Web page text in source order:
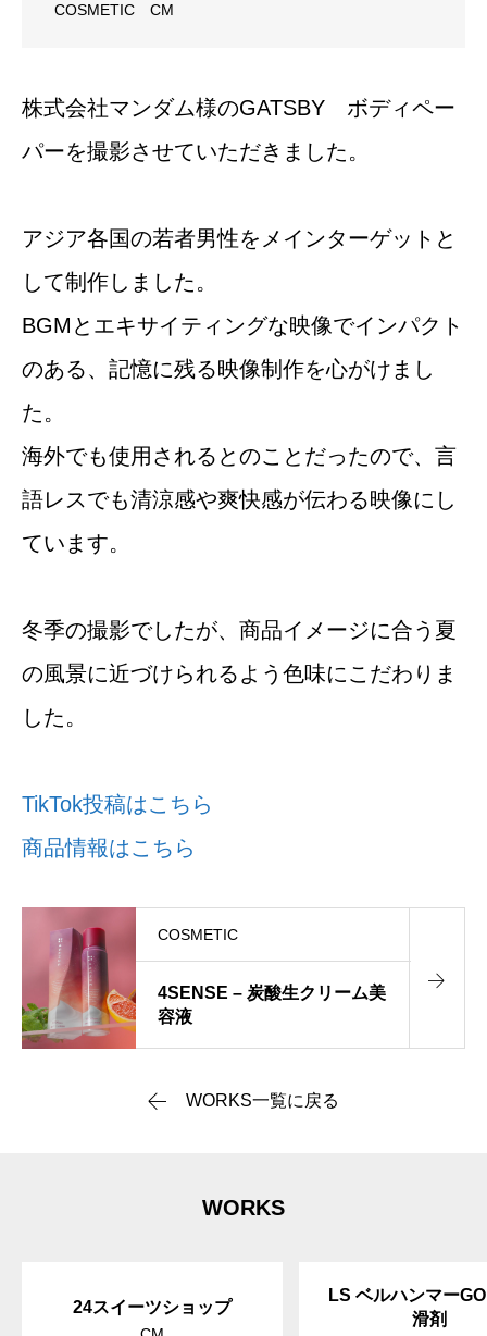
COSMETIC CM
株式会社マンダム様のGATSBY ボディペー
パーを撮影させていただきました。
アジア各国の若者男性をメインターゲットと
して制作しました。
BGMとエキサイティングな映像でインパクト
のある、記憶に残る映像制作を心がけまし
た。
海外でも使用されるとのことだったので、言
語レスでも清涼感や爽快感が伝わる映像にし
ています。
冬季の撮影でしたが、商品イメージに合う夏
の風景に近づけられるよう色味にこだわりま
した。
TikTok投稿はこちら
商品情報はこちら
4SENSE – 炭酸生クリーム美
容液
COSMETIC
WORKS一覧に戻る
WORKS
24スイーツショップ
LS ベルハンマー
滑剤